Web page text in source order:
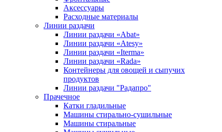
Аксессуары
Расходные материалы
Линии раздачи
Линии раздачи «Abat»
Линии раздачи «Atesy»
Линии раздачи «Iterma»
Линии раздачи «Rada»
Контейнеры для овощей и сыпучих
продуктов
Линии раздачи "Радапро"
Прачечное
Катки гладильные
Машины стирально-сушильные
Машины стиральные